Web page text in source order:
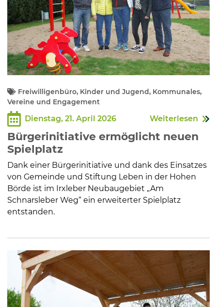
Freiwilligenbüro, Kinder und Jugend, Kommunales,
Vereine und Engagement
Dienstag, 21. April 2026 Weiterlesen
Bürgerinitiative ermöglicht neuen
Spielplatz
Dank einer Bürgerinitiative und dank des Einsatzes
von Gemeinde und Stiftung Leben in der Hohen
Börde ist im Irxleber Neubaugebiet „Am
Schnarsleber Weg“ ein erweiterter Spielplatz
entstanden.